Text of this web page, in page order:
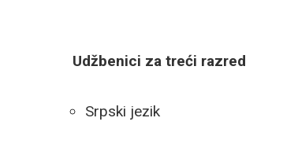
Udžbenici za treći razred
Srpski jezik